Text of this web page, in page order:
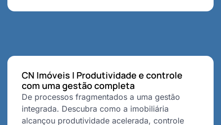
CN Imóveis | Produtividade e controle
com uma gestão completa
De processos fragmentados a uma gestão
integrada. Descubra como a imobiliária
alcançou produtividade acelerada, controle